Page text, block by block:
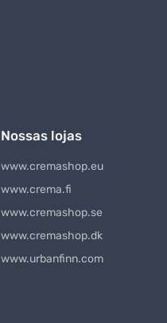
Nossas lojas
www.cremashop.eu
www.crema.fi
www.cremashop.se
www.cremashop.dk
www.urbanfinn.com